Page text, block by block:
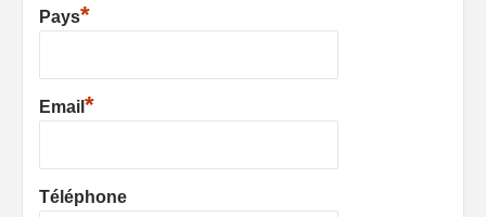
Pays*
Email *
Téléphone